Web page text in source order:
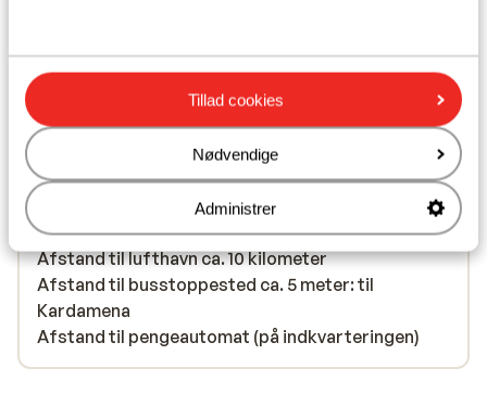
Tillad cookies
Nødvendige
Administrer
Ved stranden (stenstrand, liggestole (gratis) ,
Afstand til centrum: ca. 7 kilometer
Afstand til lufthavn ca. 10 kilometer
Afstand til busstoppested ca. 5 meter: til
Kardamena
Afstand til pengeautomat (på indkvarteringen)